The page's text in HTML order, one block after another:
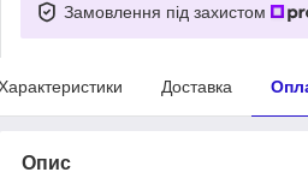
Замовлення під захистом
Доставка
Опис